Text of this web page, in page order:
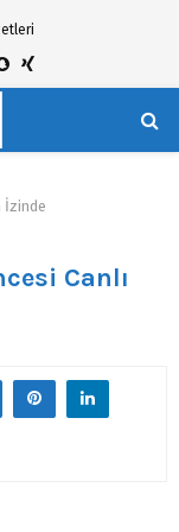
Snapchat
Xing
İzinde
Canlı